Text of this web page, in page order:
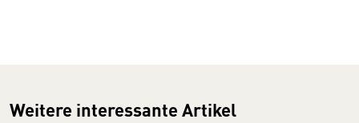
Weitere interessante Artikel